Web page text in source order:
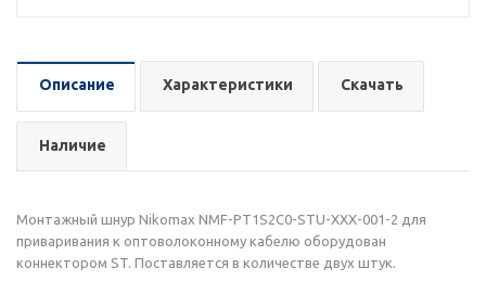
Описание Характеристики Скачать
Наличие
Монтажный шнур Nikomax NMF-PT1S2C0-STU-XXX-001-2 для
приваривания к оптоволоконному кабелю оборудован
коннектором ST. Поставляется в количестве двух штук.